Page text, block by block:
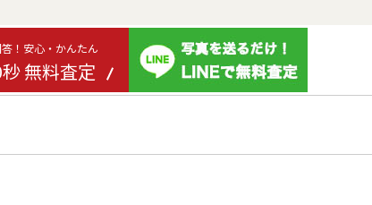
！安心・かんたん
無料査定